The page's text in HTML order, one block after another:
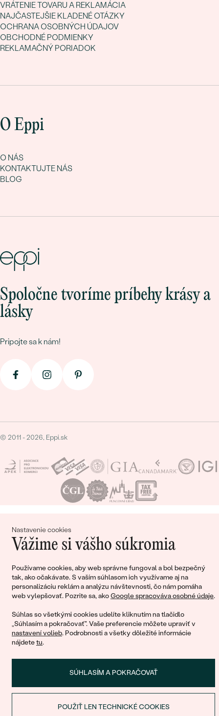
Nastavenie cookies
Vážime si vášho súkromia
Používame cookies, aby web správne fungoval a bol bezpečný
tak, ako očakávate. S vaším súhlasom ich využívame aj na
personalizáciu reklám a analýzu návštevnosti, čo nám pomáha
web vylepšovať. Pozrite sa, akoGoogle spracováva osobné údaje.
Súhlas so všetkými cookies udelíte kliknutím na tlačidlo
„Súhlasím a pokračovať". Vaše preferencie môžete upraviť v
nastavení volieb. Podrobnosti a všetky dôležité informácie
nájdetetu.
SÚHLASÍM A POKRAČOVAŤ
POUŽIŤ LEN TECHNICKÉ COOKIES
VRÁTENIE TOVARU A REKLAMÁCIA
NAJČASTEJŠIE KLADENÉ OTÁZKY
OCHRANA OSOBNÝCH ÚDAJOV
OBCHODNÉ PODMIENKY
REKLAMAČNÝ PORIADOK
O Eppi
O NÁS
KONTAKTUJTE NÁS
BLOG
Spoločne tvoríme príbehy krásy a
lásky
Pripojte sa k nám!
© 2011 - 2026, Eppi.sk
Nákupný košík
Ešte ste nepridali žiadne produkty do svojho
nákupného košíka